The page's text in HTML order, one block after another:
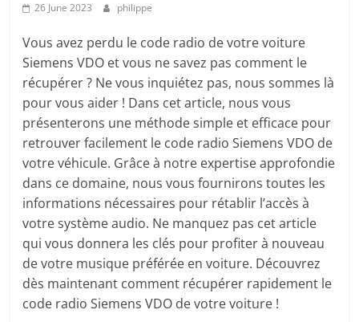
26 June 2023 philippe
Vous avez perdu le code radio de votre voiture
Siemens VDO et vous ne savez pas comment le
récupérer ? Ne vous inquiétez pas, nous sommes là
pour vous aider ! Dans cet article, nous vous
présenterons une méthode simple et efficace pour
retrouver facilement le code radio Siemens VDO de
votre véhicule. Grâce à notre expertise approfondie
dans ce domaine, nous vous fournirons toutes les
informations nécessaires pour rétablir l’accès à
votre système audio. Ne manquez pas cet article
qui vous donnera les clés pour profiter à nouveau
de votre musique préférée en voiture. Découvrez
dès maintenant comment récupérer rapidement le
code radio Siemens VDO de votre voiture !